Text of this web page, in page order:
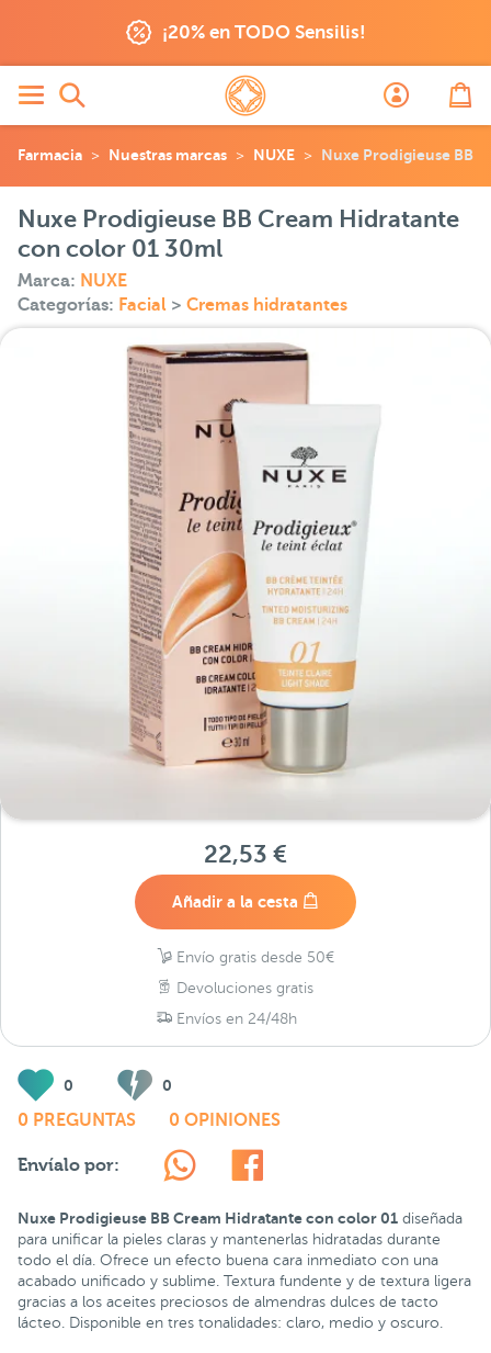
¡20% en TODO Sensilis!
Farmacia Nuestras marcas NUXE Nuxe Prodigieuse BB
Nuxe Prodigieuse BB Cream Hidratante
con color 01 30ml
Marca: NUXE
Categorías: Facial > Cremas hidratantes
22,53 €
Añadir a la cesta
Envío gratis desde 50€
Devoluciones gratis
Envíos en 24/48h
0 0
0 PREGUNTAS 0 OPINIONES
Envíalo por:
Nuxe Prodigieuse BB Cream Hidratante con color 01 diseñada
para unificar la pieles claras y mantenerlas hidratadas durante
todo el día. Ofrece un efecto buena cara inmediato con una
acabado unificado y sublime. Textura fundente y de textura ligera
gracias a los aceites preciosos de almendras dulces de tacto
lácteo. Disponible en tres tonalidades: claro, medio y oscuro.